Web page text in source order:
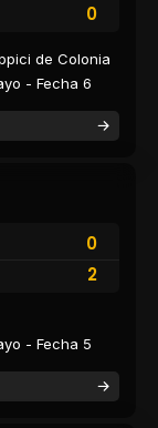
0
de Colonia
- Fecha 6
0
2
- Fecha 5